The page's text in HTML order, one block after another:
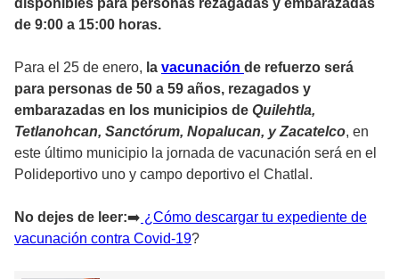
de 9:00 a 15:00 horas.
Para el 25 de enero, la vacunación de refuerzo será
para personas de 50 a 59 años, rezagados y
embarazadas en los municipios de Quilehtla,
Tetlanohcan, Sanctórum, Nopalucan, y Zacatelco, en
este último municipio la jornada de vacunación será en el
Polideportivo uno y campo deportivo el Chatlal.
No dejes de leer:➡️ ¿Cómo descargar tu expediente de
vacunación contra Covid-19?